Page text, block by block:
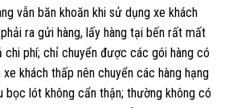
vẫn băn khoăn khi sử dụng xe khách
ra gửi hàng, lấy hàng tại bến rất mất
phí; chỉ chuyển được các gói hàng có
khách thấp nên chuyển các hàng hạng
lót không cẩn thận; thường không có